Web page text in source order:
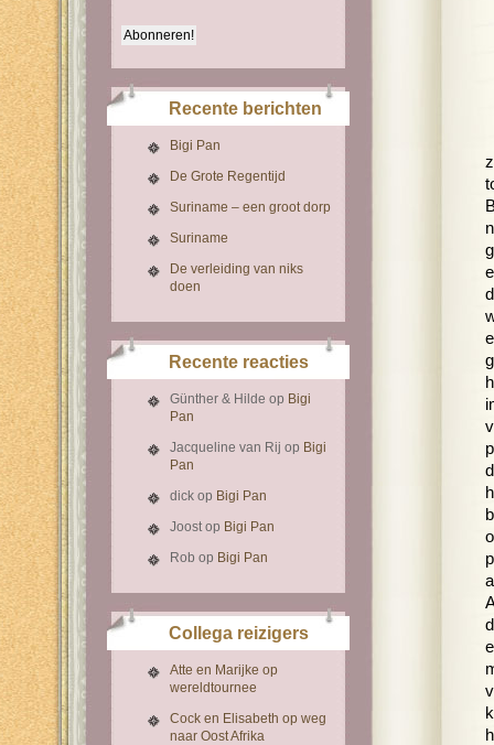
Recente berichten
Bigi Pan
De Grote Regentijd
Suriname – een groot dorp
Suriname
De verleiding van niks
doen
Recente reacties
Günther & Hilde op Bigi
Pan
Jacqueline van Rij op Bigi
Pan
dick op Bigi Pan
Joostop Bigi Pan
Rob op Bigi Pan
Collega reizigers
Atte en Marijke op
wereldtournee
Cock en Elisabeth op weg
naar Oost Afrika